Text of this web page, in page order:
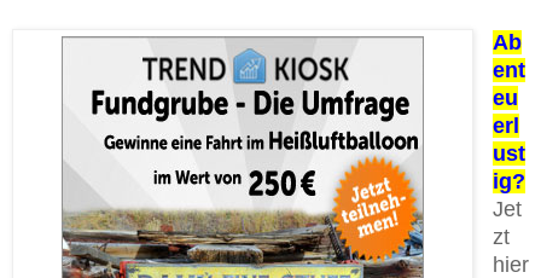
Ab
ent
eu
erl
ust
ig?
Jet
zt
hier